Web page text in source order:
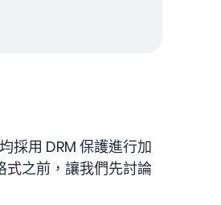
採用 DRM 保護進行加
式之前，讓我們先討論